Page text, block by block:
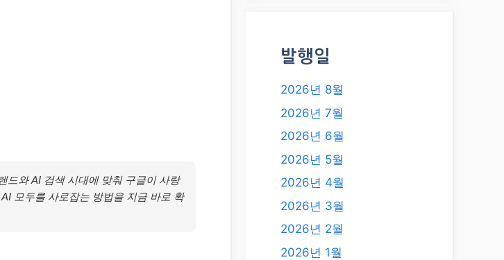
드와 AI 검색 시대에 맞춰 구글이 사랑
모두를 사로잡는 방법을 지금 바로 확
발행일
2026년 8월
2026년 7월
2026년 6월
2026년 5월
2026년 4월
2026년 3월
2026년 2월
2026년 1월